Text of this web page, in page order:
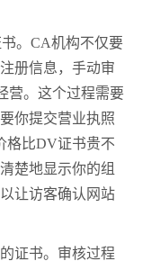
。CA机构不仅要
册信息，手动审
营。这个过程需要
你提交营业执照
格比DV证书贵不
楚地显示你的组
让访客确认网站
证书。审核过程